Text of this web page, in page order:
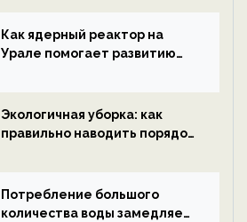
ECOportal
Как ядерный реактор на
Урале помогает развитию
ECOportal
Экологичная уборка: как
правильно наводить порядок
Потребление большого
количества воды замедляет